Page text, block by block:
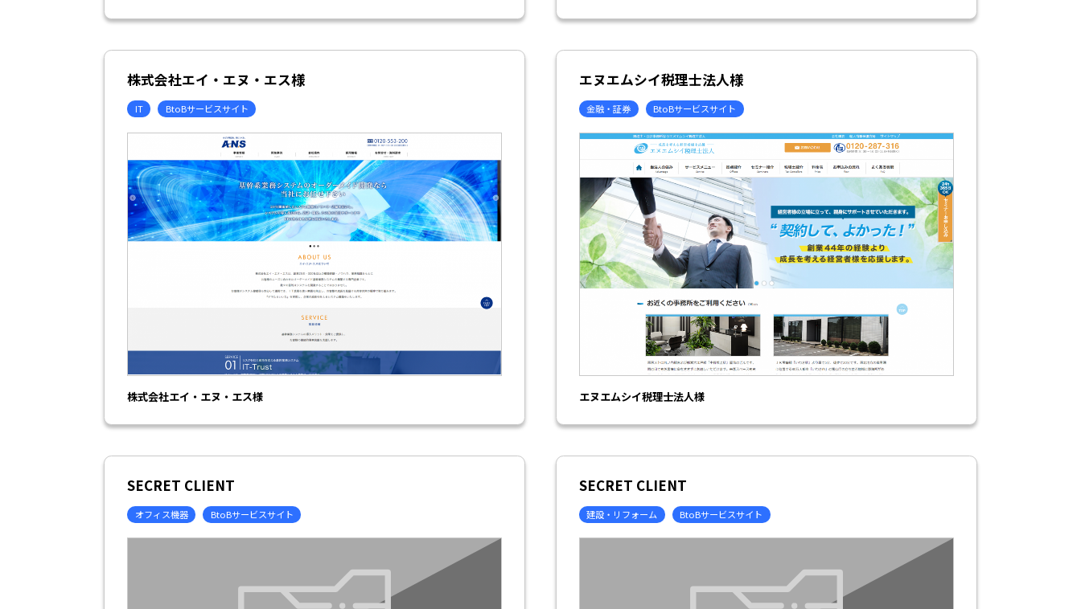
株式会社エイ・エヌ・エス様
IT BtoBサービスサイト
株式会社エイ・エヌ・エス様
エヌエムシイ税理士法人様
金融・証券 BtoBサービスサイト
エヌエムシイ税理士法人様
SECRET CLIENT
オフィス機器 BtoBサービスサイト
SECRET CLIENT
建設・リフォーム BtoBサービスサイト